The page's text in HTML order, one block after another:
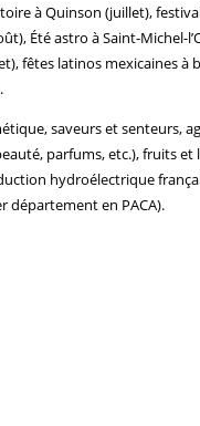
à Quinson (juillet),
Été astro à Saint-Michel-
fêtes latinos mexicaines
saveurs et senteurs,
parfums, etc.), fruits et
hydroélectrique
en PACA).